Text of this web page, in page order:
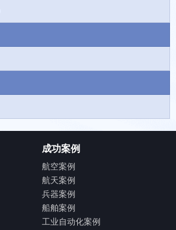
成功案例
航空案例
航天案例
兵器案例
船舶案例
工业自动化案例